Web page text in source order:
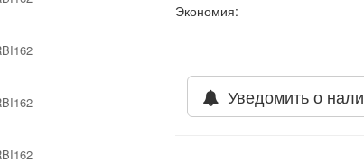
Экономия:
Уведомить о